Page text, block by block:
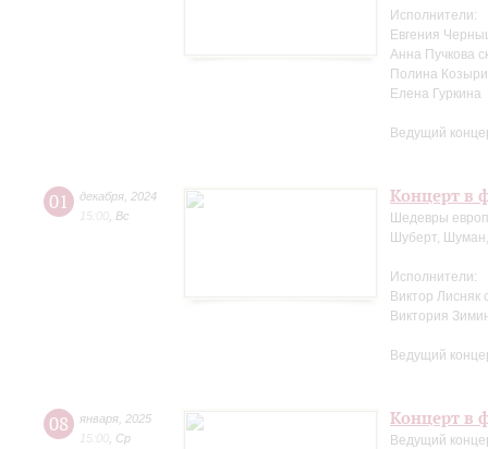
Исполнители:
Евгения
Анна Пучкова
Полина
Елена Гуркина
Ведущий
01 декабря 2024
15:00 Вс
Концерт в
Шедевры
Шуберт,
Исполнители:
Виктор Лисняк
Виктория
Ведущий
08 января 2025
15:00 Ср
Концерт в
Ведущий